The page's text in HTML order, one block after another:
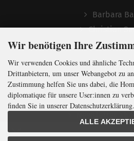
Barbara
Christian
Folgen
Wir benötigen Ihre
Wir verwenden Cookies und ähnliche
Drittanbietern, um unser Webangebot zu
Zustimmung helfen Sie uns dabei, die
diplomatique für unsere User:innen zu
finden Sie in unserer Datenschutzerklärung.
ALLE